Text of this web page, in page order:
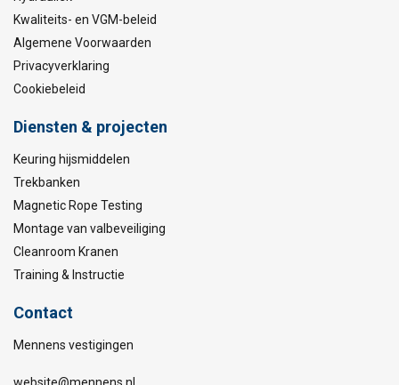
Kwaliteits- en VGM-beleid
Algemene Voorwaarden
Privacyverklaring
Cookiebeleid
Diensten & projecten
Keuring hijsmiddelen
Trekbanken
Magnetic Rope Testing
Montage van valbeveiliging
Cleanroom Kranen
Training & Instructie
Contact
Mennens vestigingen